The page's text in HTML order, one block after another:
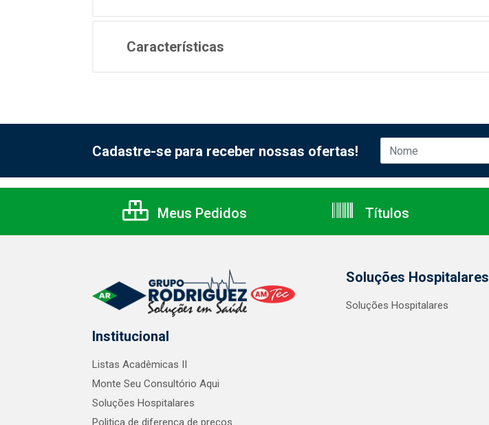
Características
Cadastre-se para receber nossas ofertas!
Meus Pedidos Títulos
Institucional
Listas Acadêmicas II
Monte Seu Consultório Aqui
Soluções Hospitalares
Politica de diferença de preços
Soluções Hospitalares
Soluções Hospitalares